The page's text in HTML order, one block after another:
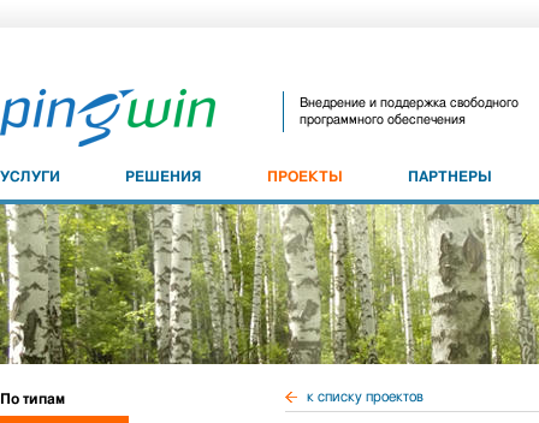
Внедрение и поддержка свободного
программного обеспечения
УСЛУГИ РЕШЕНИЯ ПРОЕКТЫ ПАРТНЕРЫ
к списку проектов
По типам